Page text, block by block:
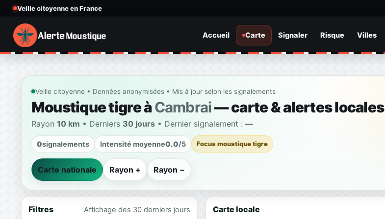
Veille citoyenne en France
Accueil Carte Signaler Risque Villes
Veille citoyenne • Données anonymisées • Mis à jour selon les signalements
Moustique tigre àCambrai— carte & alertes locales
Rayon 10 km • Derniers 30 jours• Dernier signalement : —
0signalements Intensité moyenne0.0/5 Focus moustique tigre
Carte nationale Rayon + Rayon −
Filtres Affichage des 30 derniers jours Carte locale